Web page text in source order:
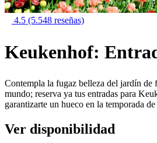
4.5 (5.548 reseñas)
Keukenhof:
Contempla la fugaz belleza del jardín de
mundo; reserva ya tus entradas para
garantizarte un hueco en la temporada de
Ver disponibilidad